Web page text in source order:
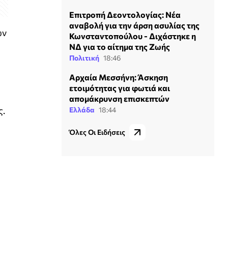
Επιτροπή Δεοντολογίας: Νέα
αναβολή για την άρση ασυλίας της
Κωνσταντοπούλου - Διχάστηκε η
ΝΔ για το αίτημα της Ζωής
Πολιτική 18:46
Αρχαία Μεσσήνη: Άσκηση
ετοιμότητας για φωτιά και
απομάκρυνση επισκεπτών
Ελλάδα 18:44
Όλες Οι Ειδήσεις